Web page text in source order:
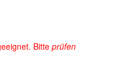
Bitte prüfen